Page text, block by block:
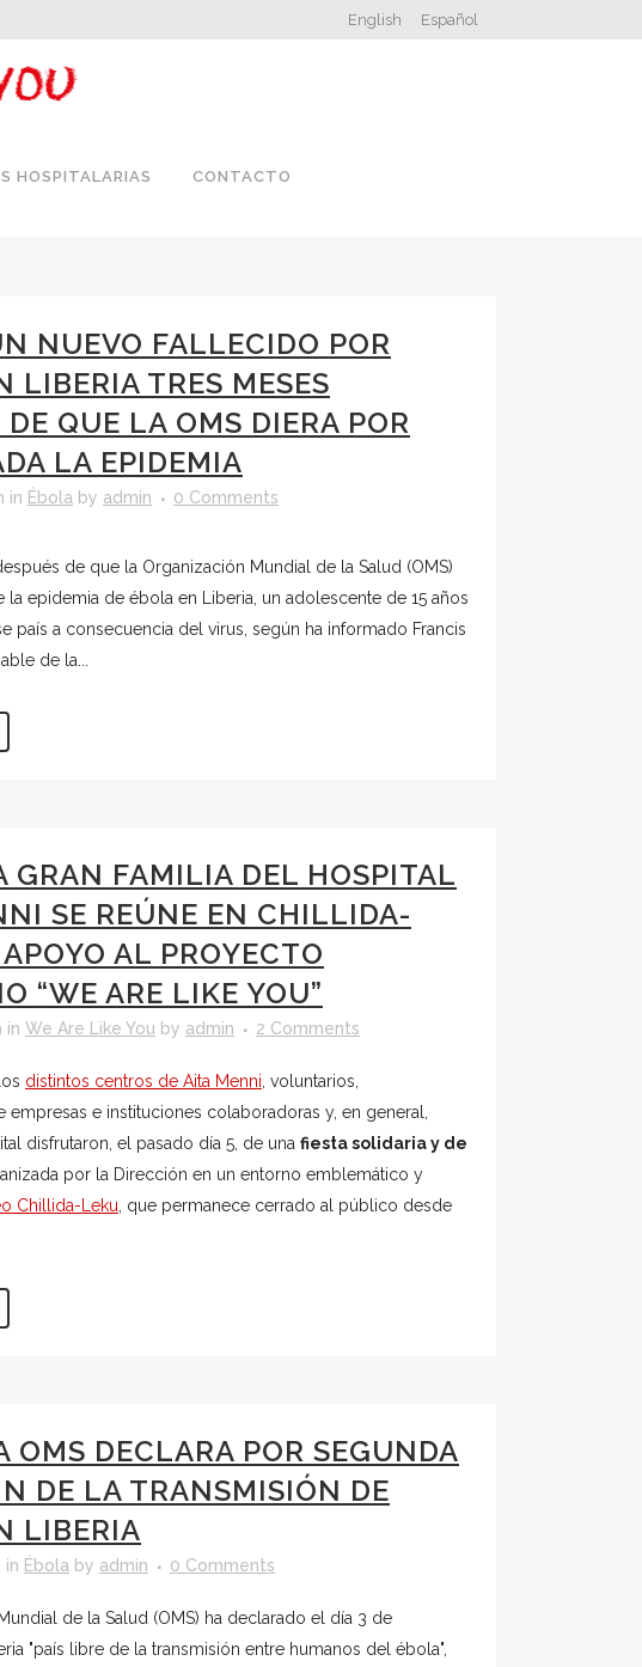
English Español
HOSPITALARIAS CONTACTO
NUEVO FALLECIDO POR
LIBERIA TRES MESES
DE QUE LA OMS DIERA POR
LA EPIDEMIA
in Ébola by admin 0 Comments
de que la Organización Mundial de la Salud (OMS)
la epidemia de ébola en Liberia, un adolescente de 15 años
país a consecuencia del virus, según ha informado Francis
de la...
GRAN FAMILIA DEL HOSPITAL
SE REÚNE EN CHILLIDA-
AL PROYECTO
“WE ARE LIKE YOU”
in We Are Like You by admin 2 Comments
distintos centros de Aita Menni , voluntarios,
empresas e instituciones colaboradoras y, en general,
disfrutaron, el pasado día 5, de una fiesta solidaria y de
por la Dirección en un entorno emblemático y
Chillida-Leku , que permanece cerrado al público desde
OMS DECLARA POR SEGUNDA
DE LA TRANSMISIÓN DE
LIBERIA
in Ébola by admin 0 Comments
de la Salud (OMS) ha declarado el día 3 de
"país libre de la transmisión entre humanos del ébola",